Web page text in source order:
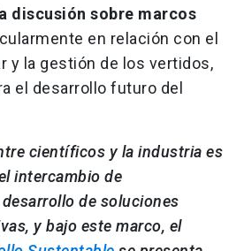
discusión sobre marcos
en relación con el
y la gestión de los vertidos,
el desarrollo futuro del
científicos y la industria es
intercambio de
de soluciones
y bajo este marco, el